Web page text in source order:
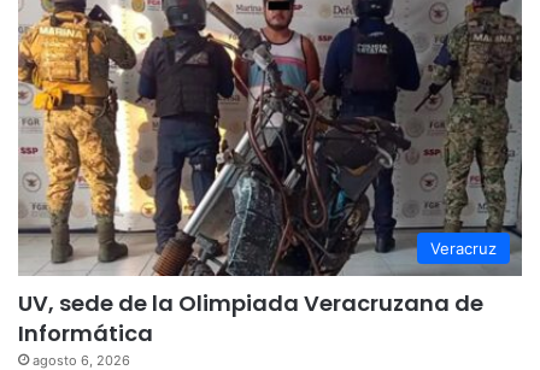
Veracruz
UV, sede de la Olimpiada Veracruzana de
Informática
agosto 6, 2026